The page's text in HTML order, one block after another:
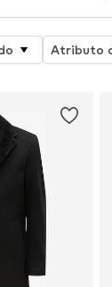
Atributo